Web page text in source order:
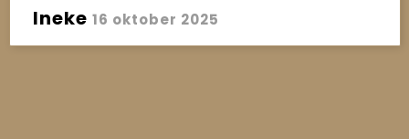
Ineke 16 oktober 2025